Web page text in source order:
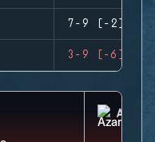
7-9 (-2)
3-9 (-6)
AZAMI